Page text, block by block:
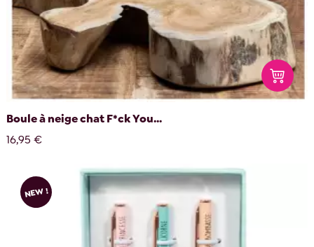
Boule à neige chat F*ck You...
16,95 €
NEW !